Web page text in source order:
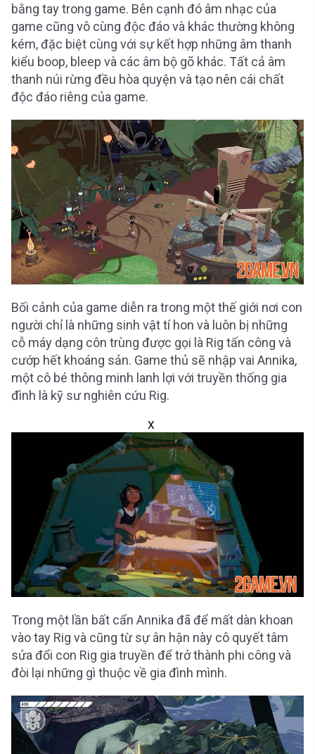
bằng tay trong game. Bên cạnh đó âm nhạc của
game cũng vô cùng độc đáo và khác thường không
kém, đặc biệt cùng với sự kết hợp những âm thanh
kiểu boop, bleep và các âm bộ gõ khác. Tất cả âm
thanh núi rừng đều hòa quyện và tạo nên cái chất
độc đáo riêng của game.
Bối cảnh của game diễn ra trong một thế giới nơi con
người chỉ là những sinh vật tí hon và luôn bị những
cỗ máy dạng côn trùng được gọi là Rig tấn công và
cướp hết khoáng sản. Game thủ sẽ nhập vai Annika,
một cô bé thông minh lanh lợi với truyền thống gia
đình là kỹ sư nghiên cứu Rig.
X
Trong một lần bất cẩn Annika đã để mất dàn khoan
vào tay Rig và cũng từ sự ân hận này cô quyết tâm
sửa đổi con Rig gia truyền để trở thành phi công và
đòi lại những gì thuộc về gia đình mình.